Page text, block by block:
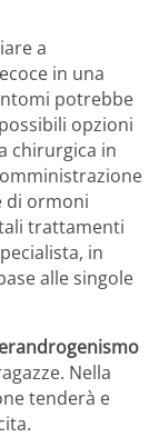
a
in una
potrebbe
opzioni
chirurgica in
di ormoni
trattamenti
in
alle singole
Nella
tenderà e